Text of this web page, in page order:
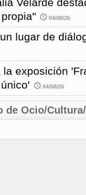
Velarde
04/08/26
lugar de
exposición
04/08/26
de Ocio/